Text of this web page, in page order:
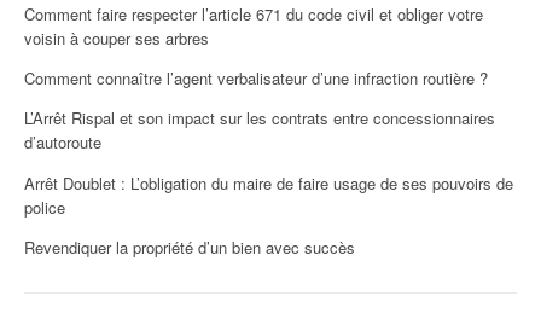
Comment faire respecter l’article 671 du code civil et obliger votre
voisin à couper ses arbres
Comment connaître l’agent verbalisateur d’une infraction routière ?
L’Arrêt Rispal et son impact sur les contrats entre concessionnaires
d’autoroute
Arrêt Doublet : L’obligation du maire de faire usage de ses pouvoirs de
police
Revendiquer la propriété d’un bien avec succès